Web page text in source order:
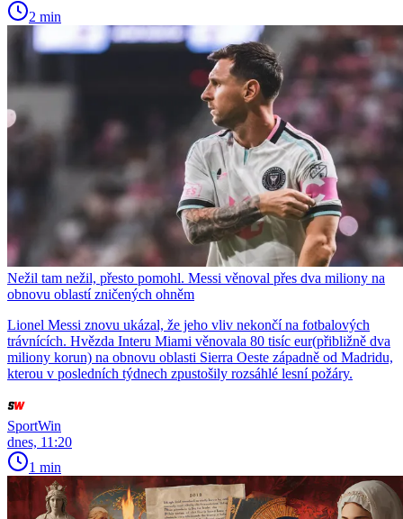
2 min
Nežil tam nežil, přesto pomohl. Messi věnoval přes dva miliony na
obnovu oblastí zničených ohněm
Lionel Messi znovu ukázal, že jeho vliv nekončí na fotbalových
trávnících. Hvězda Interu Miami věnovala 80 tisíc eur(přibližně dva
miliony korun) na obnovu oblasti Sierra Oeste západně od Madridu,
kterou v posledních týdnech zpustošily rozsáhlé lesní požáry.
SportWin
dnes, 11:20
1 min